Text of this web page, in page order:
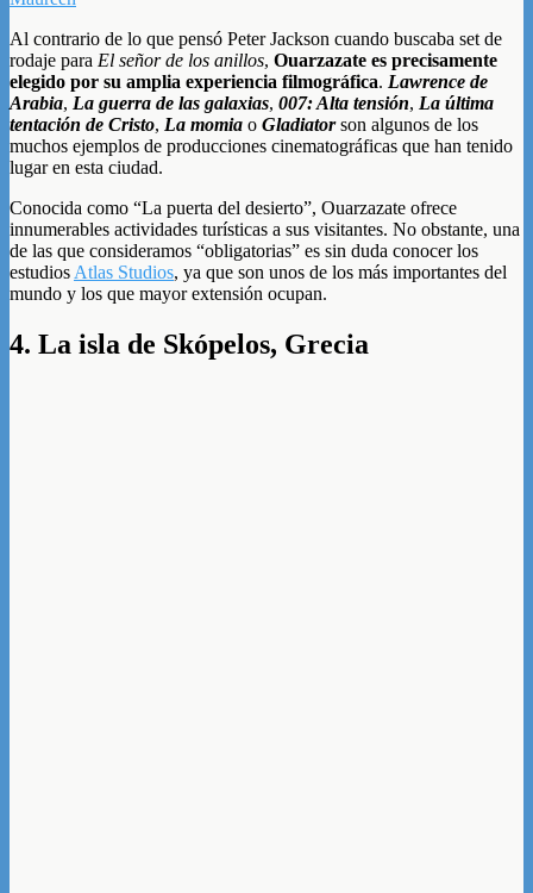
Al contrario de lo que pensó Peter Jackson cuando buscaba set de
rodaje para El señor de los anillos, Ouarzazate es precisamente
elegido por su amplia experiencia filmográfica. Lawrence de
Arabia, La guerra de las galaxias, 007: Alta tensión, La última
tentación de Cristo, La momia o Gladiatorson algunos de los
muchos ejemplos de producciones cinematográficas que han tenido
lugar en esta ciudad.
Conocida como “La puerta del desierto”, Ouarzazate ofrece
innumerables actividades turísticas a sus visitantes. No obstante, una
de las que consideramos “obligatorias” es sin duda conocer los
estudios Atlas Studios, ya que son unos de los más importantes del
mundo y los que mayor extensión ocupan.
4. La isla de Skópelos, Grecia